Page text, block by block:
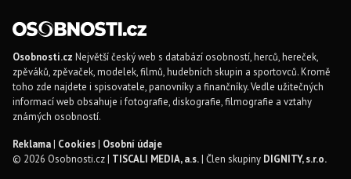
Osobnosti.cz Největší český web s databází osobností, herců, hereček,
zpěváků, zpěvaček, modelek, filmů, hudebních skupin a sportovců. Kromě
toho zde najdete i spisovatele, panovníky a finančníky. Vedle užitečných
informací web obsahuje i fotografie, diskografie, filmografie a vztahy
známých osobností.
Reklama| Cookies| Osobní údaje
© 2026 Osobnosti.cz | TISCALI MEDIA, a.s.| Člen skupiny DIGNITY, s.r.o.